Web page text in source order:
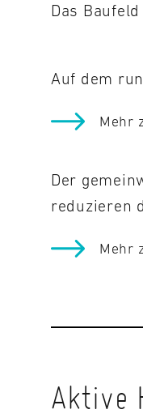
Das
Auf dem
Mehr
Der
reduzieren
Mehr
Aktive